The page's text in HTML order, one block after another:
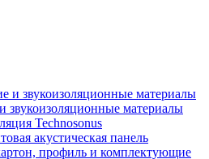
звукоизоляционные материалы
Technosonus
акустическая панель